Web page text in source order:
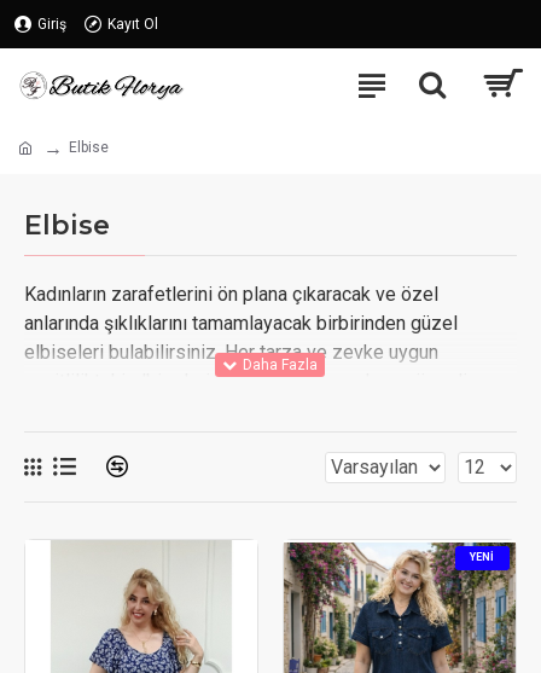
Giriş Kayıt Ol
Elbise
Elbise
Kadınların zarafetlerini ön plana çıkaracak ve özel
anlarında şıklıklarını tamamlayacak birbirinden güzel
elbiseleri bulabilirsiniz. Her tarza ve zevke uygun
çeşitlilikteki elbiselerimiz, kaliteli kumaşlar ve özenli
Elbiseler, kadınların gardıroplarında vazgeçilmez bir
etkinliklerde şık bir görünüm elde etmek için tercih
edebileceğiniz tasarımlar sunuyoruz.
Elbiselerimizde kullanılan kumaşlar, konforlu bir kullanım
ve şık bir görünüm sağlamak amacıyla özenle seçilmiştir.
YENI